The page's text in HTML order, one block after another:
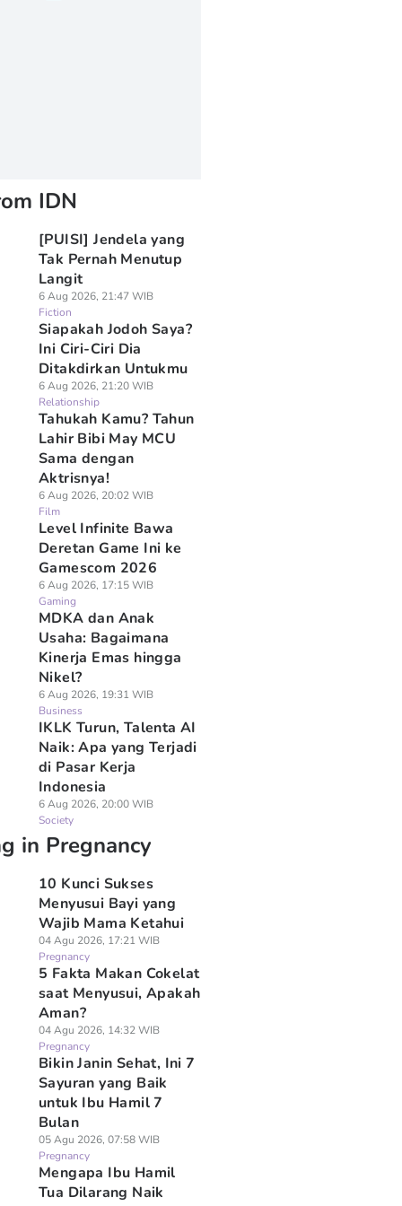
IDN
[PUISI] Jendela yang
Tak Pernah Menutup
Langit
6 Aug 2026, 21:47 WIB
Fiction
Siapakah Jodoh Saya?
Ini Ciri-Ciri Dia
Ditakdirkan Untukmu
6 Aug 2026, 21:20 WIB
Relationship
Tahukah Kamu? Tahun
Lahir Bibi May MCU
Sama dengan
Aktrisnya!
6 Aug 2026, 20:02 WIB
Film
Level Infinite Bawa
Deretan Game Ini ke
Gamescom 2026
6 Aug 2026, 17:15 WIB
Gaming
MDKA dan Anak
Usaha: Bagaimana
Kinerja Emas hingga
Nikel?
6 Aug 2026, 19:31 WIB
Business
IKLK Turun, Talenta AI
Naik: Apa yang Terjadi
di Pasar Kerja
Indonesia
6 Aug 2026, 20:00 WIB
Society
in Pregnancy
10 Kunci Sukses
Menyusui Bayi yang
Wajib Mama Ketahui
04 Agu 2026, 17:21 WIB
Pregnancy
5 Fakta Makan Cokelat
saat Menyusui, Apakah
Aman?
04 Agu 2026, 14:32 WIB
Pregnancy
Bikin Janin Sehat, Ini 7
Sayuran yang Baik
untuk Ibu Hamil 7
Bulan
05 Agu 2026, 07:58 WIB
Pregnancy
Mengapa Ibu Hamil
Tua Dilarang Naik